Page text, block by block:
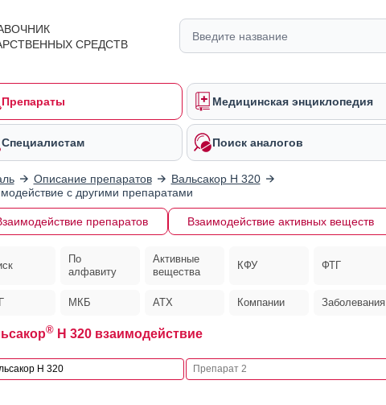
СРЕДСТВ
Препараты Медицинская энциклопедия
Специалистам Поиск аналогов
Описание препаратов
Вальсакор Н 320
с другими препаратами
препаратов Взаимодействие активных веществ
По
алфавиту
Активные
вещества
КФУ ФТГ
МКБ АТХ Компании Заболевания
®Н 320 взаимодействие